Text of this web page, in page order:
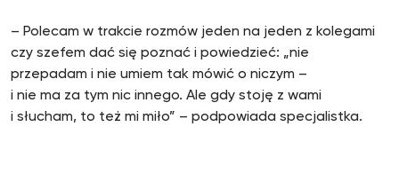
– Polecam w trakcie rozmów jeden na jeden z kolegami
czy szefem dać się poznać i powiedzieć: „nie
przepadam i nie umiem tak mówić o niczym –
i nie ma za tym nic innego. Ale gdy stoję z wami
i słucham, to też mi miło” – podpowiada specjalistka.